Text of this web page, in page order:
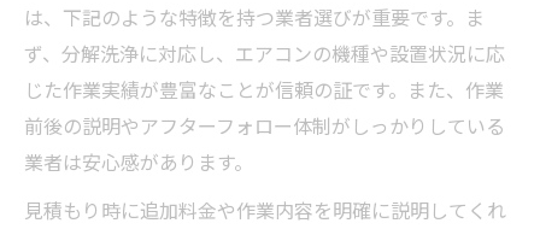
は、下記のような特徴を持つ業者選びが重要です。ま
ず、分解洗浄に対応し、エアコンの機種や設置状況に応
じた作業実績が豊富なことが信頼の証です。また、作業
前後の説明やアフターフォロー体制がしっかりしている
業者は安心感があります。
見積もり時に追加料金や作業内容を明確に説明してくれ